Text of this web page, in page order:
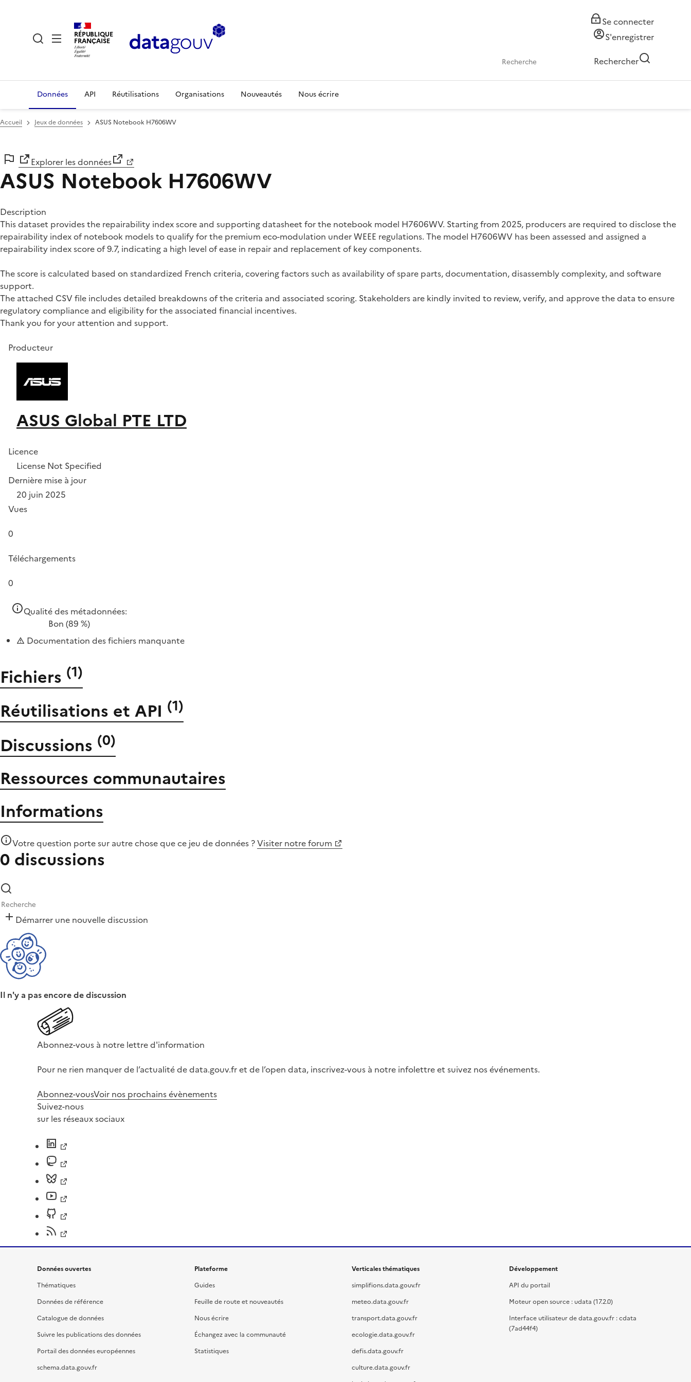
RÉPUBLIQUE
FRANÇAISE
Se connecter
S'enregistrer
Rechercher
Données API Réutilisations Organisations Nouveautés Nous écrire
Accueil Jeux de données ASUS Notebook H7606WV
Explorer les données
ASUS Notebook H7606WV
Description
This dataset provides the repairability index score and supporting datasheet for the notebook model H7606WV. Starting from 2025, producers are required to disclose the
repairability index of notebook models to qualify for the premium eco-modulation under WEEE regulations. The model H7606WV has been assessed and assigned a
repairability index score of 9.7, indicating a high level of ease in repair and replacement of key components.
The score is calculated based on standardized French criteria, covering factors such as availability of spare parts, documentation, disassembly complexity, and software
support.
The attached CSV file includes detailed breakdowns of the criteria and associated scoring. Stakeholders are kindly invited to review, verify, and approve the data to ensure
regulatory compliance and eligibility for the associated financial incentives.
Thank you for your attention and support.
Producteur
ASUS Global PTE LTD
Licence
License Not Specified
Dernière mise à jour
20 juin 2025
Vues
0
Téléchargements
0
Qualité des métadonnées:
Bon (89 %)
Documentation des fichiers manquante
Fichiers (1)
Réutilisations et API (1)
Discussions (0)
Ressources communautaires
Informations
Votre question porte sur autre chose quece jeu de données ?Visiter notre forum
0 discussions
Démarrer une nouvelle discussion
Il n'y a pas encore de discussion
Abonnez-vous à notre lettre d'information
Pour ne rien manquer de l’actualité de data.gouv.fr et de l’open data, inscrivez-vous à notre infolettre et suivez nos événements.
Abonnez-vousVoir nos prochains évènements
Suivez-nous
sur les réseaux sociaux
Données ouvertes
Thématiques
Données de référence
Catalogue de données
Suivre les publications des données
Portail des données européennes
schema.data.gouv.fr
Plateforme
Guides
Feuille de route et nouveautés
Nous écrire
Échangez avec la communauté
Statistiques
Verticales thématiques
simplifions.data.gouv.fr
meteo.data.gouv.fr
transport.data.gouv.fr
ecologie.data.gouv.fr
defis.data.gouv.fr
culture.data.gouv.fr
Développement
API du portail
Moteur open source : udata (17.2.0)
Interface utilisateur de data.gouv.fr : cdata
(7ad44f4)